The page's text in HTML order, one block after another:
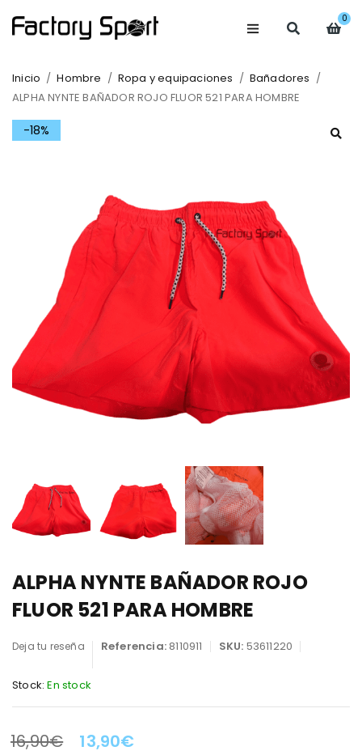
0
Inicio / Hombre / Ropa y equipaciones / Bañadores /
ALPHA NYNTE BAÑADOR ROJO FLUOR 521 PARA HOMBRE
-18%
ALPHA NYNTE BAÑADOR ROJO
FLUOR 521 PARA HOMBRE
Deja tu reseña Referencia: 8110911 SKU: 53611220
Stock: En stock
LA OFERTA TERMINA EN:
16,90€ 13,90€